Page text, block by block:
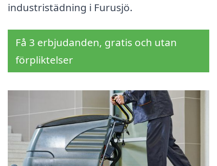
industristädning i Furusjö.
Få 3 erbjudanden, gratis och utan
förpliktelser